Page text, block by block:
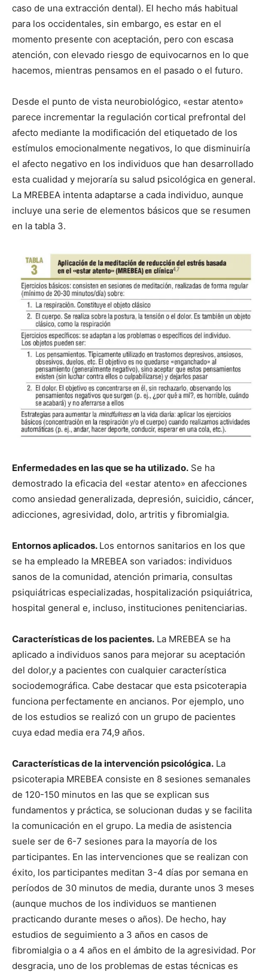
caso de una extracción dental). El hecho más habitual
para los occidentales, sin embargo, es estar en el
momento presente con aceptación, pero con escasa
atención, con elevado riesgo de equivocarnos en lo que
hacemos, mientras pensamos en el pasado o el futuro.
Desde el punto de vista neurobiológico, «estar atento»
parece incrementar la regulación cortical prefrontal del
afecto mediante la modificación del etiquetado de los
estímulos emocionalmente negativos, lo que disminuiría
el afecto negativo en los individuos que han desarrollado
esta cualidad y mejoraría su salud psicológica en general.
La MREBEA intenta adaptarse a cada individuo, aunque
incluye una serie de elementos básicos que se resumen
en la tabla 3.
Enfermedades en las que se ha utilizado. Se ha
demostrado la eficacia del «estar atento» en afecciones
como ansiedad generalizada, depresión, suicidio, cáncer,
adicciones, agresividad, dolo, artritis y fibromialgia.
Entornos aplicados. Los entornos sanitarios en los que
se ha empleado la MREBEA son variados: individuos
sanos de la comunidad, atención primaria, consultas
psiquiátricas especializadas, hospitalización psiquiátrica,
hospital general e, incluso, instituciones penitenciarias.
Características de los pacientes. La MREBEA se ha
aplicado a individuos sanos para mejorar su aceptación
del dolor,y a pacientes con cualquier característica
sociodemográfica. Cabe destacar que esta psicoterapia
funciona perfectamente en ancianos. Por ejemplo, uno
de los estudios se realizó con un grupo de pacientes
cuya edad media era 74,9 años.
Características de la intervención psicológica. La
psicoterapia MREBEA consiste en 8 sesiones semanales
de 120-150 minutos en las que se explican sus
fundamentos y práctica, se solucionan dudas y se facilita
la comunicación en el grupo. La media de asistencia
suele ser de 6-7 sesiones para la mayoría de los
participantes. En las intervenciones que se realizan con
éxito, los participantes meditan 3-4 días por semana en
períodos de 30 minutos de media, durante unos 3 meses
(aunque muchos de los individuos se mantienen
practicando durante meses o años). De hecho, hay
estudios de seguimiento a 3 años en casos de
fibromialgia o a 4 años en el ámbito de la agresividad. Por
desgracia, uno de los problemas de estas técnicas es